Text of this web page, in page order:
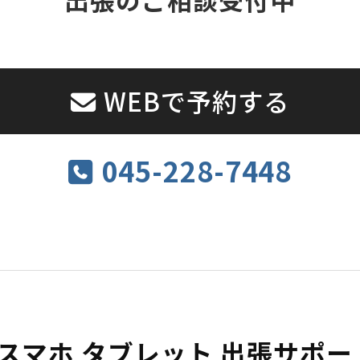
WEBで予約する
045-228-7448
マホ タブレット 出張サポ